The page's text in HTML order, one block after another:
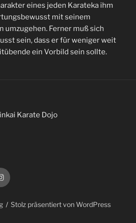
eines jeden Karateka ihm
mit seinem
umzugehen. Ferner muß sich
sein, dass er für weniger weit
ein Vorbild sein sollte.
Karate Dojo
Stolz präsentiert von WordPress